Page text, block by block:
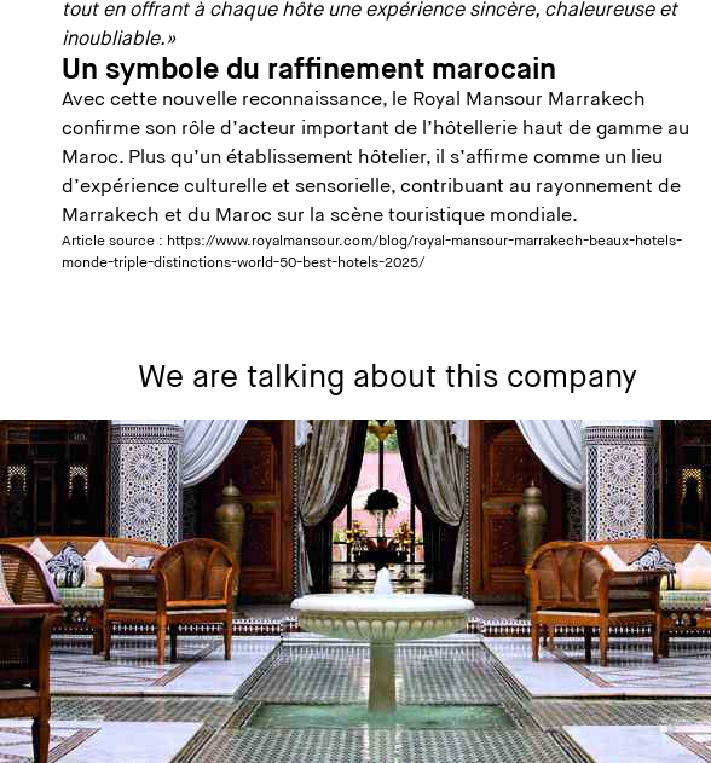
tout en offrant à chaque hôte une expérience sincère, chaleureuse et
inoubliable.»
Un symbole du raffinement marocain
Avec cette nouvelle reconnaissance, le Royal Mansour Marrakech
confirme son rôle d’acteur important de l’hôtellerie haut de gamme au
Maroc. Plus qu’un établissement hôtelier, il s’affirme comme un lieu
d’expérience culturelle et sensorielle, contribuant au rayonnement de
Marrakech et du Maroc sur la scène touristique mondiale.
Article source : https://www.royalmansour.com/blog/royal-mansour-marrakech-beaux-hotels-
monde-triple-distinctions-world-50-best-hotels-2025/
We are talking about this company